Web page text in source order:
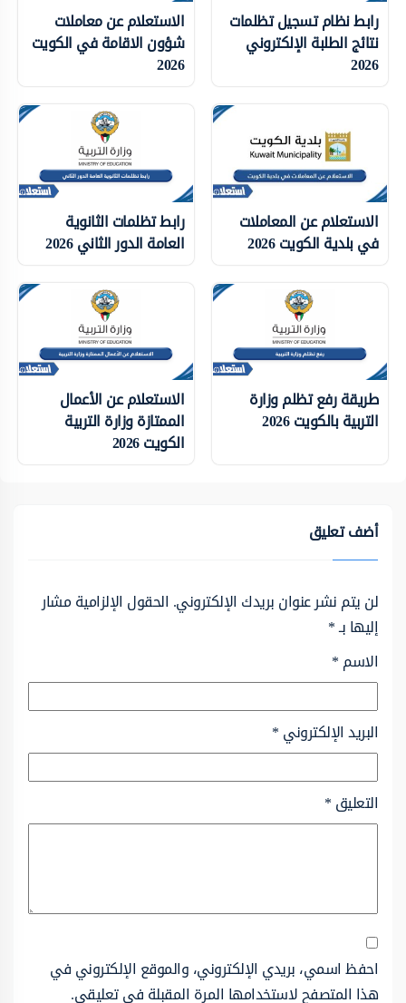
رابط نظام تسجيل تظلمات
نتائج الطلبة الإلكتروني
2026
الاستعلام عن معاملات
شؤون الاقامة في الكويت
2026
الاستعلام عن المعاملات
في بلدية الكويت 2026
رابط تظلمات الثانوية
العامة الدور الثاني 2026
طريقة رفع تظلم وزارة
التربية بالكويت 2026
الاستعلام عن الأعمال
الممتازة وزارة التربية
الكويت 2026
أضف تعليق
لن يتم نشر عنوان بريدك الإلكتروني. الحقول الإلزامية مشار
إليها بـ*
الاسم*
البريد الإلكتروني*
التعليق*
احفظ اسمي، بريدي الإلكتروني، والموقع الإلكتروني في
هذا المتصفح لاستخدامها المرة المقبلة في تعليقي.